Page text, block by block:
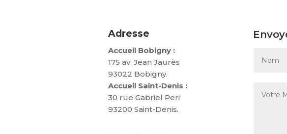
Adresse
Accueil Bobigny :
175 av. Jean Jaurès
93022 Bobigny.
Accueil Saint-Denis :
30 rue Gabriel Peri
93200 Saint-Denis.